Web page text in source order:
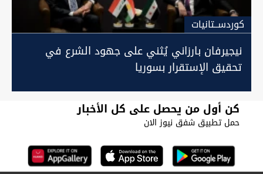
كوردســتانيات
نيجيرفان بارزاني يُثني على جهود الشرع في
تحقيق الإستقرار بسوريا
كن أول من يحصل على كل الأخبار
حمل تطبيق شفق نيوز الان